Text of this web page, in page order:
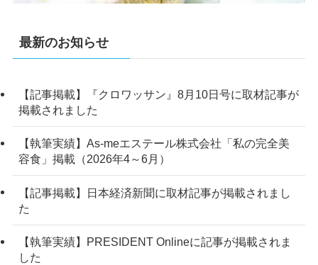
最新のお知らせ
【記事掲載】『クロワッサン』8月10日号に取材記事が
掲載されました
【執筆実績】As-meエステール株式会社「私の完全美
容食」掲載（2026年4～6月）
【記事掲載】日本経済新聞に取材記事が掲載されまし
た
【執筆実績】PRESIDENT Onlineに記事が掲載されま
した